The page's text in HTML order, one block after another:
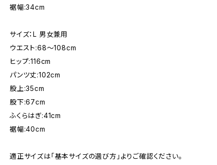
裾幅:34cm
サイズ：L 男女兼用
ウエスト:68〜108cm
ヒップ:116cm
パンツ丈:102cm
股上:35cm
股下:67cm
ふくらはぎ:41cm
裾幅:40cm
適正サイズは「基本サイズの選び方」よりご確認ください。